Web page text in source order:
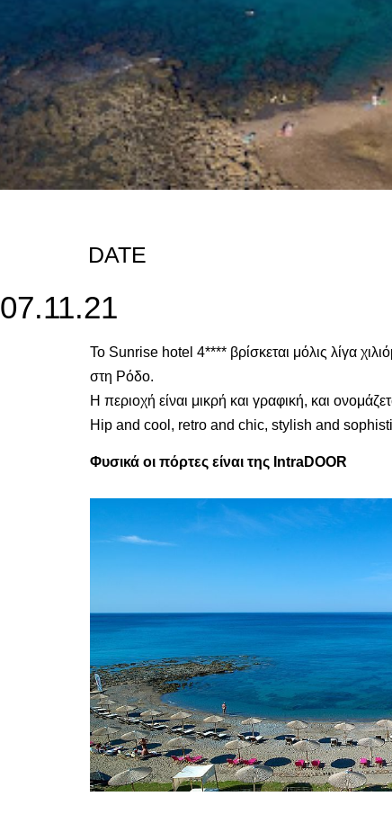
DATE
07.11.21
Το Sunrise hotel 4**** βρίσκεται μόλις λίγα
στη Ρόδο.
Η περιοχή είναι μικρή και γραφική, και
Hip and cool, retro and chic, stylish and
Φυσικά οι πόρτες είναι της IntraDOOR